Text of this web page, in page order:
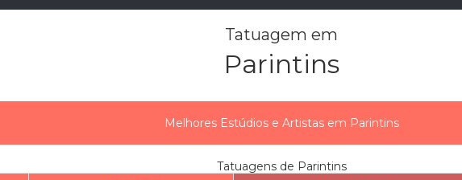
Tatuagem em
Parintins
Melhores Estúdios e Artistas em Parintins
Tatuagens de Parintins